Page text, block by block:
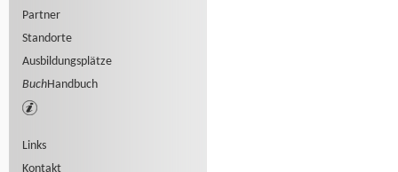
Partner
Standorte
Ausbildungsplätze
BuchHandbuch
Links
Kontakt